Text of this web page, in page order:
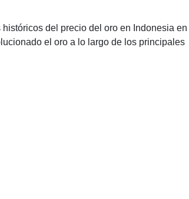
del precio del oro en Indonesia en
el oro a lo largo de los principales